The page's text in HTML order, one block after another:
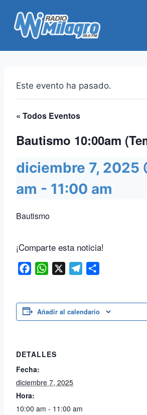
contenido
Este evento ha pasado.
« Todos Eventos
Bautismo 10:00am
diciembre 7, 2025
am - 11:00 am
Bautismo
¡Comparte esta noticia!
FacebookWhatsApp Telegram
Añadir al calendario
DETALLES
Fecha:
diciembre 7, 2025
Hora:
10:00 am - 11:00 am